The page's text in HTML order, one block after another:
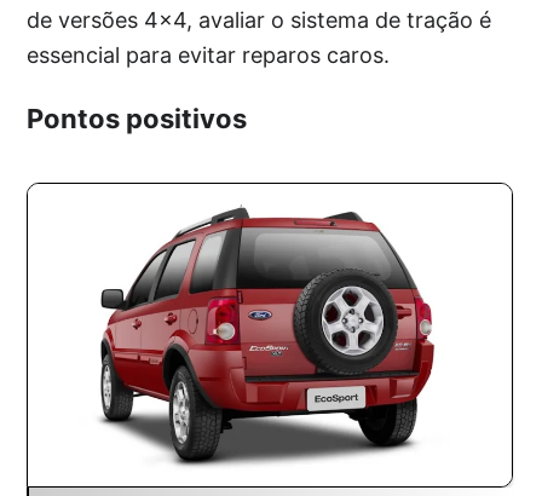
de versões 4×4, avaliar o sistema de tração é
essencial para evitar reparos caros.
Pontos positivos